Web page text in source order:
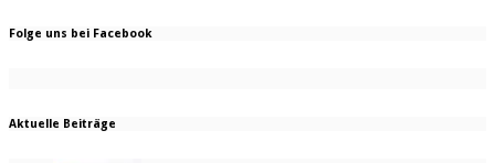
Folge uns bei Facebook
Aktuelle Beiträge